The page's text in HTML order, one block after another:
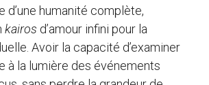
d’une humanité complète,
kairos d’amour infini pour la
Avoir la capacité d’examiner
à la lumière des événements